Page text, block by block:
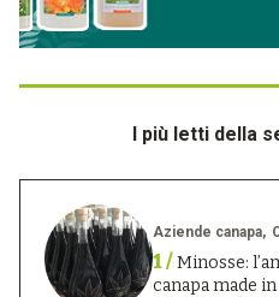
I più letti della
Aziende canapa
1 /Minosse:
canapa made